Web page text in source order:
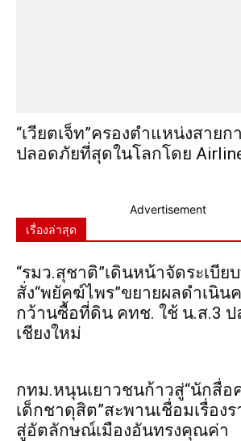
“เวียตเจ็ท”ครองตำแหน่งสายก
ปลอดภัยที่สุดในโลกโดย
Advertisement
เรื่องล่าสุด
“รมว.สุชาติ”เดินหน้าจัดระเบีย
สั่ง“พยัคฆ์ไพร”ขยายผลดำเนิน
กว้านซื้อที่ดิน คทช. ใช้ น.ส.3 ป
เชียงใหม่
กทม.หนุนเยาวชนก้าวสู่“นักสื่อ
เด็กชาดุสิต”สะพานเชื่อมเรื่อง
สู่อัตลักษณ์เมืองอันทรงคุณค่า